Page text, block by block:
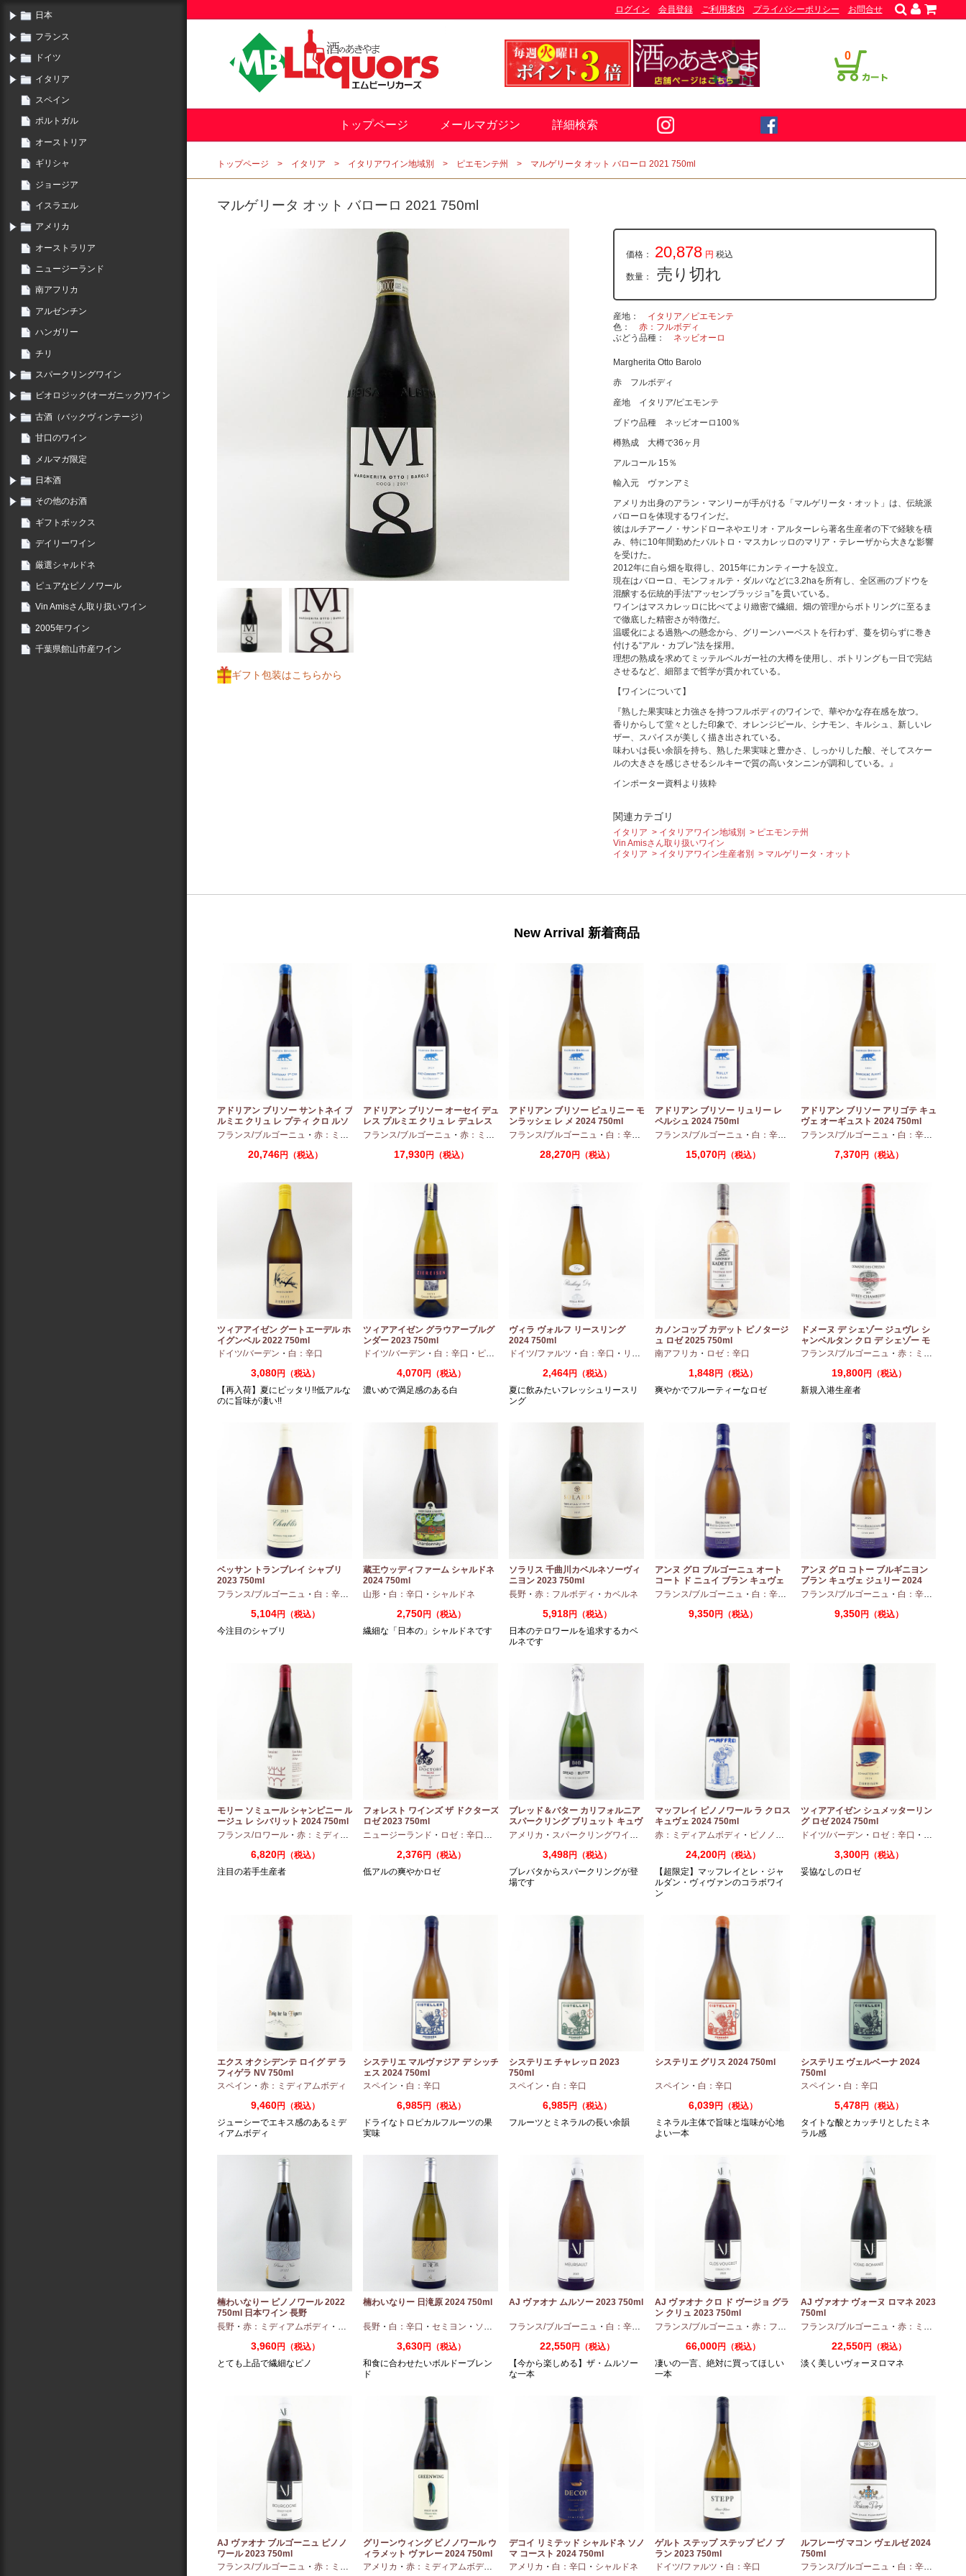
日本
フランス
ドイツ
イタリア
スペイン
ポルトガル
オーストリア
ギリシャ
ジョージア
イスラエル
アメリカ
オーストラリア
ニュージーランド
南アフリカ
アルゼンチン
ハンガリー
チリ
スパークリングワイン
ビオロジック(オーガニック)ワイン
古酒（バックヴィンテージ）
甘口のワイン
メルマガ限定
日本酒
その他のお酒
ギフトボックス
デイリーワイン
厳選シャルドネ
ピュアなピノノワール
Vin Amisさん取り扱いワイン
2005年ワイン
千葉県館山市産ワイン
0
ログイン 会員登録 ご利用案内 プライバシーポリシー お問合せ
トップページ メールマガジン 詳細検索
トップページ イタリア イタリアワイン地域別 ピエモンテ州 マルゲリータ オット バローロ 2021 750ml
マルゲリータ オット バローロ 2021 750ml
ギフト包装はこちらから
価格： 20,878 円 税込
数量： 売り切れ
産地
イタリア／ピエモンテ
色
赤：フルボディ
ぶどう品種
ネッビオーロ
Margherita Otto Barolo
赤 フルボディ
産地 イタリア/ピエモンテ
ブドウ品種 ネッビオーロ100％
樽熟成 大樽で36ヶ月
アルコール 15％
輸入元 ヴァンアミ
アメリカ出身のアラン・マンリーが手がける「マルゲリータ・オット」は、伝統派
バローロを体現するワインだ。
彼はルチアーノ・サンドローネやエリオ・アルターレら著名生産者の下で経験を積
み、特に10年間勤めたバルトロ・マスカレッロのマリア・テレーザから大きな影響
を受けた。
2012年に自ら畑を取得し、2015年にカンティーナを設立。
現在はバローロ、モンフォルテ・ダルバなどに3.2haを所有し、全区画のブドウを
混醸する伝統的手法“アッセンブラッジョ”を貫いている。
ワインはマスカレッロに比べてより緻密で繊細。畑の管理からボトリングに至るま
で徹底した精密さが特徴だ。
温暖化による過熟への懸念から、グリーンハーベストを行わず、蔓を切らずに巻き
付ける“アル・カプレ”法を採用。
理想の熟成を求めてミッテルベルガー社の大樽を使用し、ボトリングも一日で完結
させるなど、細部まで哲学が貫かれている。
【ワインについて】
『熟した果実味と力強さを持つフルボディのワインで、華やかな存在感を放つ。
香りからして堂々とした印象で、オレンジピール、シナモン、キルシュ、新しいレ
ザー、スパイスが美しく描き出されている。
味わいは長い余韻を持ち、熟した果実味と豊かさ、しっかりした酸、そしてスケー
ルの大きさを感じさせるシルキーで質の高いタンニンが調和している。』
インポーター資料より抜粋
関連カテゴリ
イタリア イタリアワイン地域別
ピエモンテ州
Vin Amisさん取り扱いワイン
イタリア
イタリアワイン生産者別 マルゲリータ・オット
New Arrival 新着商品
アドリアン ブリソー サントネイ プ
ルミエ クリュ レ プティ クロ ルソ
ー 2024 750ml
フランス/ブルゴーニュ ・ 赤：ミディアムボディ ・ピノノワール
20,746円（税込）
アドリアン ブリソー オーセイ デュ
レス プルミエ クリュ レ デュレス
2024 750ml
フランス/ブルゴーニュ ・ 赤：ミディアムボディ ・ピノノワール
17,930円（税込）
アドリアン ブリソー ピュリニー モ
ンラッシェ レ メ 2024 750ml
フランス/ブルゴーニュ ・ 白：辛口 シャルドネ
28,270円（税込）
アドリアン ブリソー リュリー レ
ペルシュ 2024 750ml
フランス/ブルゴーニュ ・ 白：辛口 シャルドネ
15,070円（税込）
アドリアン ブリソー アリゴテ キュ
ヴェ オーギュスト 2024 750ml
フランス/ブルゴーニュ ・ 白：辛口
7,370円（税込）
ツィアアイゼン グートエーデル ホ
イグンベル 2022 750ml
ドイツ/バーデン ・ 白：辛口
3,080円（税込）
【再入荷】夏にピッタリ!!低アルな
のに旨味が凄い!!
ツィアアイゼン グラウアーブルグ
ンダー 2023 750ml
ドイツ/バーデン ・ 白：辛口 ・ ピノグリ
4,070円（税込）
濃いめで満足感のある白
ヴィラ ヴォルフ リースリング
2024 750ml
ドイツ/ファルツ ・ 白：辛口 ・ リースリング
2,464円（税込）
夏に飲みたいフレッシュリースリ
ング
カノンコップ カデット ピノタージ
ュ ロゼ 2025 750ml
南アフリカ ・ ロゼ：辛口
1,848円（税込）
爽やかでフルーティーなロゼ
ドメーヌ デ シェゾー ジュヴレ シ
ャンベルタン クロ デ シェゾー モ
ノポール 2023 750ml
フランス/ブルゴーニュ ・ 赤：ミディアムボディ
19,800円（税込）
新規入港生産者
ベッサン トランブレイ シャブリ
2023 750ml
フランス/ブルゴーニュ ・ 白：辛口 シャルドネ
5,104円（税込）
今注目のシャブリ
蔵王ウッディファーム シャルドネ
2024 750ml
山形・ 白：辛口 ・ シャルドネ
2,750円（税込）
繊細な「日本の」シャルドネです
ソラリス 千曲川カベルネソーヴィ
ニヨン 2023 750ml
長野・ 赤：フルボディ ・ カベルネ
5,918円（税込）
日本のテロワールを追求するカベ
ルネです
アンヌ グロ ブルゴーニュ オート
コート ド ニュイ ブラン キュヴェ
マリーヌ 2024 750ml
フランス/ブルゴーニュ ・ 白：辛口 シャルドネ
9,350円（税込）
アンヌ グロ コトー ブルギニヨン
ブラン キュヴェ ジュリー 2024
フランス/ブルゴーニュ ・ 白：辛口
9,350円（税込）
モリー ソミュール シャンピニー ル
ージュ レ シバリット 2024 750ml
フランス/ロワール・ 赤：ミディアムボディ ・カベルネフラン
6,820円（税込）
注目の若手生産者
フォレスト ワインズ ザ ドクターズ
ロゼ 2023 750ml
ニュージーランド ・ ロゼ：辛口 ピノノワール
2,376円（税込）
低アルの爽やかロゼ
ブレッド＆バター カリフォルニア
スパークリング ブリュット キュヴ
ェ NV 750ml
アメリカ ・ スパークリングワイン シャルドネ
3,498円（税込）
ブレバタからスパークリングが登
場です
マッフレイ ピノノワール ラ クロス
キュヴェ 2024 750ml
赤：ミディアムボディ ・ ピノノワール
24,200円（税込）
【超限定】マッフレイとレ・ジャ
ルダン・ヴィヴァンのコラボワイ
ン
ツィアアイゼン シュメッターリン
グ ロゼ 2024 750ml
ドイツ/バーデン ・ ロゼ：辛口 ・
3,300円（税込）
妥協なしのロゼ
エクス オクシデンテ ロイグ デ ラ
フィゲラ NV 750ml
（2022/2023）
スペイン ・ 赤：ミディアムボディ
9,460円（税込）
ジューシーでエキス感のあるミデ
ィアムボディ
システリエ マルヴァジア デ シッチ
ェス 2024 750ml
スペイン ・ 白：辛口
6,985円（税込）
ドライなトロピカルフルーツの果
実味
システリエ チャレッロ 2023
750ml
スペイン ・ 白：辛口
6,985円（税込）
フルーツとミネラルの長い余韻
システリエ グリス 2024 750ml
スペイン ・ 白：辛口
6,039円（税込）
ミネラル主体で旨味と塩味が心地
よい一本
システリエ ヴェルベーナ 2024
750ml
スペイン ・ 白：辛口
5,478円（税込）
タイトな酸とカッチリとしたミネ
ラル感
楠わいなりー ピノノワール 2022
750ml 日本ワイン 長野
長野・ 赤：ミディアムボディ ・ ピノノワール
3,960円（税込）
とても上品で繊細なピノ
楠わいなりー 日滝原 2024 750ml
長野・ 白：辛口 ・ セミヨン ・ ソーヴィニオンブラン
3,630円（税込）
和食に合わせたいボルドーブレン
ド
AJ ヴァオナ ムルソー 2023 750ml
フランス/ブルゴーニュ ・ 白：辛口 シャルドネ
22,550円（税込）
【今から楽しめる】ザ・ムルソー
な一本
AJ ヴァオナ クロ ド ヴージョ グラ
ン クリュ 2023 750ml
フランス/ブルゴーニュ ・ 赤：フルボディ ・ピノノワール
66,000円（税込）
凄いの一言、絶対に買ってほしい
一本
AJ ヴァオナ ヴォーヌ ロマネ 2023
750ml
フランス/ブルゴーニュ ・ 赤：ミディアムボディ
22,550円（税込）
淡く美しいヴォーヌロマネ
AJ ヴァオナ ブルゴーニュ ピノノ
ワール 2023 750ml
フランス/ブルゴーニュ ・ 赤：ミディアムボディ ・ピノノワール
グリーンウィング ピノノワール ウ
ィラメット ヴァレー 2024 750ml
アメリカ ・ 赤：ミディアムボディ ピノノワール
デコイ リミテッド シャルドネ ソノ
マ コースト 2024 750ml
アメリカ ・ 白：辛口 ・ シャルドネ
ゲルト ステップ ステップ ピノ ブ
ラン 2023 750ml
ドイツ/ファルツ ・ 白：辛口
ルフレーヴ マコン ヴェルゼ 2024
750ml
フランス/ブルゴーニュ ・ 白：辛口